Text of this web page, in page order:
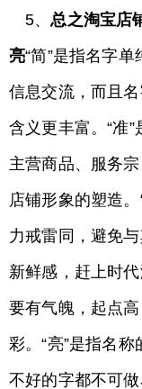
5、 总之淘宝店
亮“简”是指名字
信息交流，而且
含义更丰富。“准”
主营商品、服务
店铺形象的塑造
力戒雷同，避免
新鲜感，赶上时
要有气魄，起点
彩。“亮”是指名
不好的字都不可做